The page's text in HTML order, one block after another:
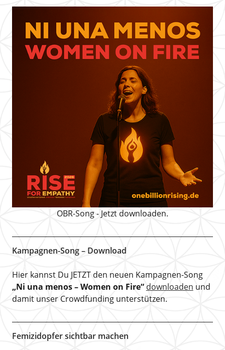
OBR-Song - Jetzt downloaden.
Kampagnen-Song – Download
Hier kannst Du JETZT den neuen Kampagnen-Song
„Ni una menos – Women on Fire“ downloaden und
damit unser Crowdfunding unterstützen.
Femizidopfer sichtbar machen